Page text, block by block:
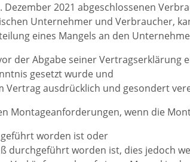
Dezember 2021 abgeschlossenen
Unternehmer und Verbraucher,
eines Mangels an den
der Abgabe seiner Vertragserklärung
gesetzt wurde und
Vertrag ausdrücklich und gesondert
Montageanforderungen, wenn die
worden ist oder
durchgeführt worden ist, dies jedoch